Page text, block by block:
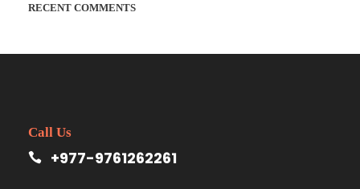
RECENT COMMENTS
Call Us
+977-9761262261